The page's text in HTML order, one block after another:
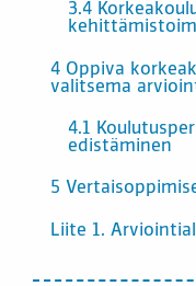
3.4
4 Oppiva
valitsema
4.1
edistäminen
5
Liite 1.